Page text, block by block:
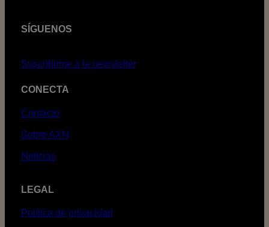
SÍGUENOS
Suscribirme a la newsletter
CONECTA
Contacto
Sobre AXN
Noticias
LEGAL
Política de privacidad